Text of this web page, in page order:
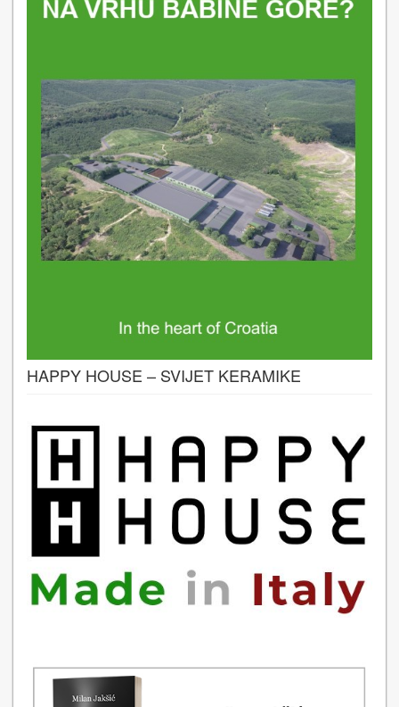
HAPPY HOUSE – SVIJET KERAMIKE